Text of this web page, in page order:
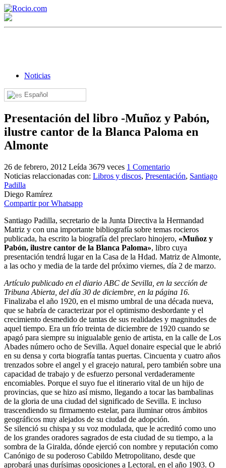
Noticias
Español
Presentación del libro -Muñoz y Pabón,
ilustre cantor de la Blanca Paloma en
Almonte
26 de febrero, 2012 Leída 3679 veces 1 Comentario
Noticias relaccionadas con: Libros y discos, Presentación, Santiago
Padilla
Diego Ramírez
Compartir por Whatsapp
Santiago Padilla, secretario de la Junta Directiva la Hermandad
Matriz y con una importante bibliografía sobre temas rocieros
publicada, ha escrito la biografía del preclaro hinojero, «Muñoz y
Pabón, ilustre cantor de la Blanca Paloma», libro cuya
presentación tendrá lugar en la Casa de la Hdad. Matriz de Almonte,
a las ocho y media de la tarde del próximo viernes, día 2 de marzo.
Artículo publicado en el diario ABC de Sevilla, en la sección de
Tribuna Abierta, del día 30 de diciembre, en la página 16.
Finalizaba el año 1920, en el mismo umbral de una década nueva,
que se habría de caracterizar por el optimismo desbordante y el
crecimiento desmedido de tantas de sus realidades y magnitudes de
aquel tiempo. Era un frío treinta de diciembre de 1920 cuando se
apagó para siempre su inigualable genio de artista, en la calle de Los
Abades número ocho de Sevilla. Aquel donaire especial que le abrió
en su densa y corta biografía tantas puertas. Cincuenta y cuatro años
trenzados sobre el angel y el gracejo natural, pero también sobre una
capacidad de trabajo y de esfuerzo personal verdaderamente
encomiables. Porque el suyo fue el itinerario vital de un hijo de
provincias, que se hizo así mismo, llegando a tocar las bambalinas
de la gloria de una ciudad del significado de Sevilla. E incluso
trascendiendo su firmamento estelar, para iluminar otros ámbitos
geográficos muy alejados de su ciudad de adopción.
Se silenció su chispa y su voz modulada, que le acreditó como uno
de los grandes oradores sagrados de esta ciudad de su tiempo, a la
sombra de la Giralda, dónde ejerció con nombre y reputación como
Canónigo de su poderoso Cabildo Metropolitano, desde que
aprobará unas durísimas oposiciones a Lectoral, en el año 1903. O
¡Bienvenido! Soy el asistente virtual de rocio.com.
¿En qué puedo ayudarte?
Historia de la Virgen del Rocío
¿Cuándo es la romería del Rocío?
¿Cuántas hermandades participan en la romería?
¿Cuándo se construyó la primera ermita?
El traslado cada siete años
¿Cuales son los actos principales que se celebran en el
Rocío?
Quiero hacer el camino,¿que tengo que hacer?
En el Rocío, ¿dónde me alojo?